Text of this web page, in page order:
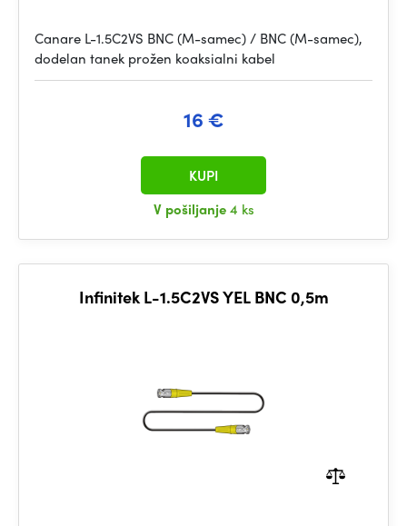
Canare L-1.5C2VS BNC (M-samec) / BNC (M-samec),
dodelan tanek prožen koaksialni kabel
16 €
V pošiljanje4 ks
KUPI
Infinitek L-1.5C2VS YEL BNC 0,5m